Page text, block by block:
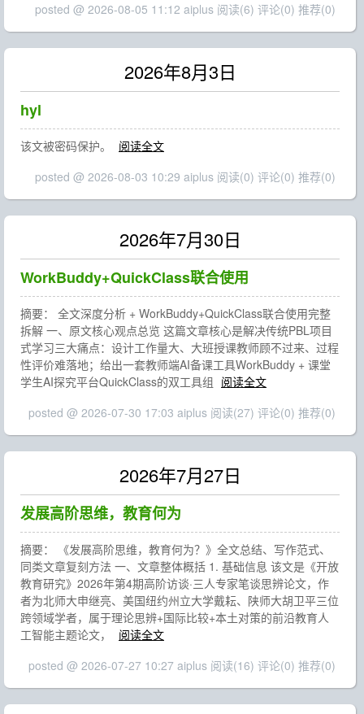
posted @ 2026-08-05 11:12 aiplus 阅读(6) 评论(0) 推荐(0)
2026年8月3日
hyl
该文被密码保护。
阅读全文
posted @ 2026-08-03 10:29 aiplus 阅读(0) 评论(0) 推荐(0)
2026年7月30日
WorkBuddy+QuickClass联合使用
摘要： 全文深度分析 + WorkBuddy+QuickClass联合使用完整
拆解 一、原文核心观点总览 这篇文章核心是解决传统PBL项目
式学习三大痛点：设计工作量大、大班授课教师顾不过来、过程
性评价难落地；给出一套教师端AI备课工具WorkBuddy + 课堂
学生AI探究平台QuickClass的双工具组 阅读全文
posted @ 2026-07-30 17:03 aiplus 阅读(27) 评论(0) 推荐(0)
2026年7月27日
发展高阶思维，教育何为
摘要： 《发展高阶思维，教育何为？》全文总结、写作范式、
同类文章复刻方法 一、文章整体概括 1. 基础信息 该文是《开放
教育研究》2026年第4期高阶访谈·三人专家笔谈思辨论文，作
者为北师大申继亮、美国纽约州立大学戴耘、陕师大胡卫平三位
跨领域学者，属于理论思辨+国际比较+本土对策的前沿教育人
工智能主题论文，
阅读全文
posted @ 2026-07-27 10:27 aiplus 阅读(16) 评论(0) 推荐(0)